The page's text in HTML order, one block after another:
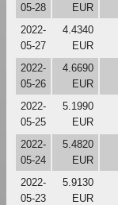
05-28
EUR
2022-
05-27
4.4340
EUR
2022-
05-26
4.6690
EUR
2022-
05-25
5.1990
EUR
2022-
05-24
5.4820
EUR
2022-
05-23
5.9130
EUR